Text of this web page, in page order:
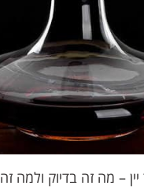
– מה זה בדיוק ולמה